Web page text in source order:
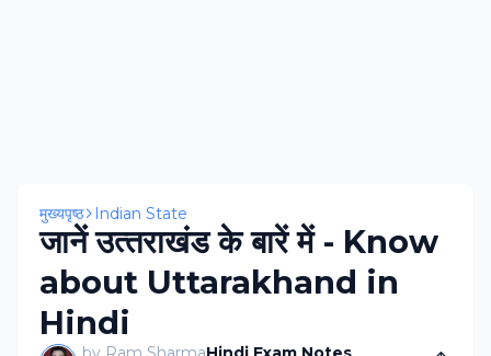
मुख्यपृष्ठ Indian State
जानें उत्‍तराखंड के बारें में - Know
about Uttarakhand in
Hindi